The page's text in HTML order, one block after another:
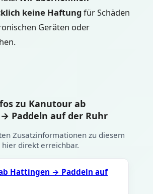
keine Haftungfür Schäden
Geräten oder
zu Kanutour ab
Paddeln auf der Ruhr
Zusatzinformationen zu diesem
hier direkt erreichbar.
Hattingen → Paddeln auf